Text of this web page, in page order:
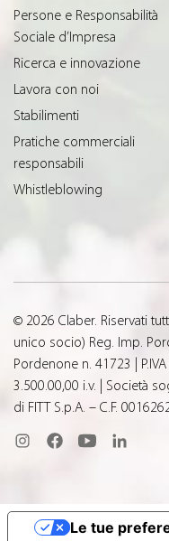
Persone e Responsabilità
Sociale d’Impresa
Ricerca e innovazione
Lavora con noi
Stabilimenti
Pratiche commerciali
responsabili
Whistleblowing
© 2026 Claber. Riservati
unico socio) Reg. Imp.
Pordenone n. 41723 |
3.500.00,00 i.v. | Società
di FITT S.p.A. – C.F.
Le tue